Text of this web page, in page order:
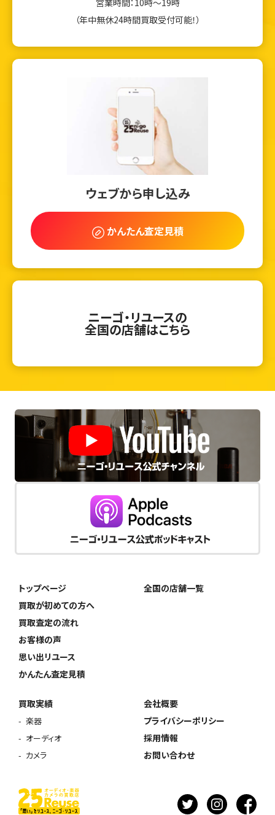
（年中無休24時間買取受付可能！）
ウェブから申し込み
かんたん査定見積
ニーゴ・リユースの
全国の店舗はこちら
トップページ
買取が初めての方へ
買取査定の流れ
お客様の声
思い出リユース
かんたん査定見積
全国の店舗一覧
買取実績
楽器
オーディオ
カメラ
会社概要
プライバシーポリシー
採用情報
お問い合わせ